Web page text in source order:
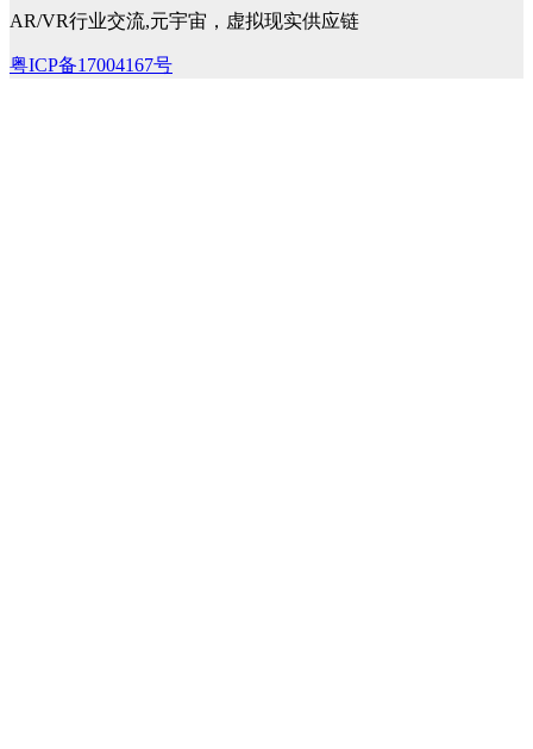
AR/VR行业交流,元宇宙，虚拟现实供应链
粤ICP备17004167号